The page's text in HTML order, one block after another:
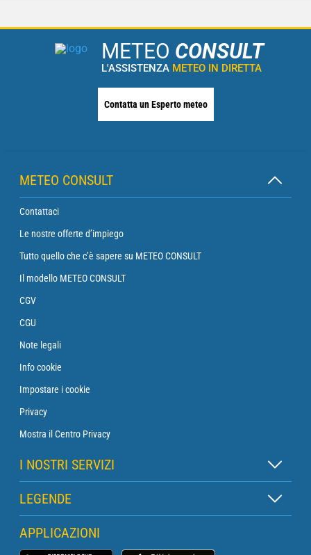
METEO CONSULT
L'ASSISTENZA METEO IN DIRETTA
Contatta un Esperto meteo
METEO CONSULT
Contattaci
Le nostre offerte d’impiego
Tutto quello che c’è sapere su METEO CONSULT
Il modello METEO CONSULT
CGV
CGU
Note legali
Info cookie
Impostare i cookie
Privacy
Mostra il Centro Privacy
I NOSTRI SERVIZI
Abbonamento Zen
Abbonamento Boa
Abbonamento Traversata
LEGENDE
Legenda delle mappe
Legenda dei pittogrammi
APPLICAZIONI